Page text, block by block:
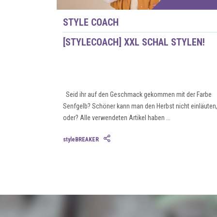
STYLE COACH
[STYLECOACH] XXL SCHAL STYLEN!
Seid ihr auf den Geschmack gekommen mit der Farbe
Senfgelb? Schöner kann man den Herbst nicht einläuten,
oder? Alle verwendeten Artikel haben ...
styleBREAKER